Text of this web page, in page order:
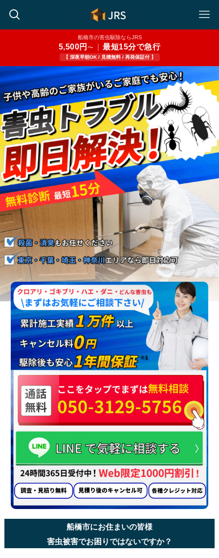
船橋市の害虫駆除ならJRS
5,500円 〜 最短15分で急行
【 深夜早朝OK / 見積無料 / 再発保証付 】
船橋市にお住まいの皆様
害虫被害でお困りではないですか？